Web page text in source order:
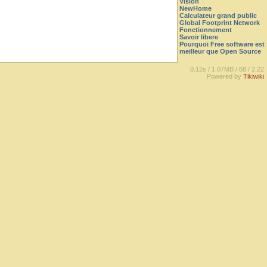
NewHome
Calculateur grand public
Global Footprint Network
Fonctionnement
Savoir libere
Pourquoi Free software est
meilleur que Open Source
0.12s / 1.07MB / 68 / 2.22
Powered by Tikiwiki